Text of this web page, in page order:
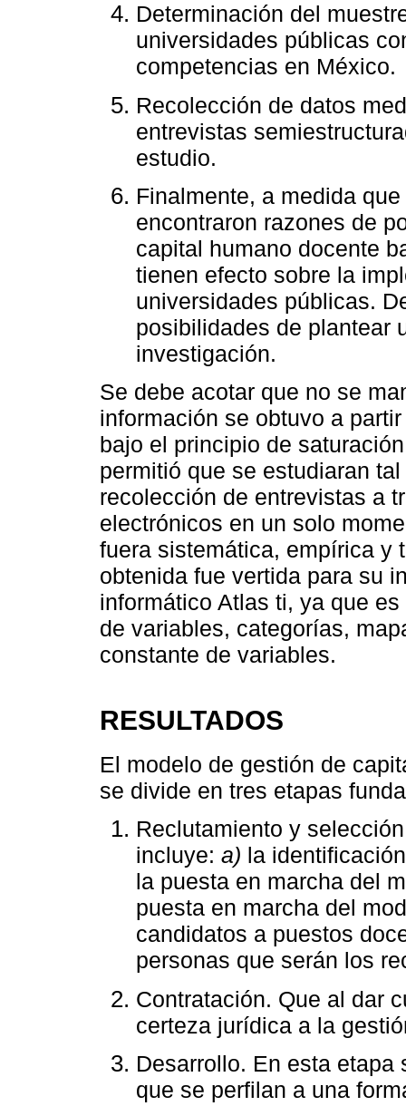
Determinación del
universidades públicas
competencias en México.
Recolección de datos
entrevistas
estudio.
Finalmente, a medida
encontraron razones de
capital humano docente
tienen efecto sobre la
universidades públicas.
posibilidades de plantear
investigación.
Se debe acotar que no se
información se obtuvo a
bajo el principio de
permitió que se estudiaran
recolección de entrevistas a
electrónicos en un solo
fuera sistemática, empírica y
obtenida fue vertida para su
informático Atlas ti, ya que
de variables, categorías,
constante de variables.
RESULTADOS
El modelo de gestión de
se divide en tres etapas
Reclutamiento y
incluye: a) la
la puesta en marcha del
puesta en marcha del
candidatos a puestos
personas que serán los
Contratación. Que al dar
certeza jurídica a la
Desarrollo. En esta
que se perfilan a una